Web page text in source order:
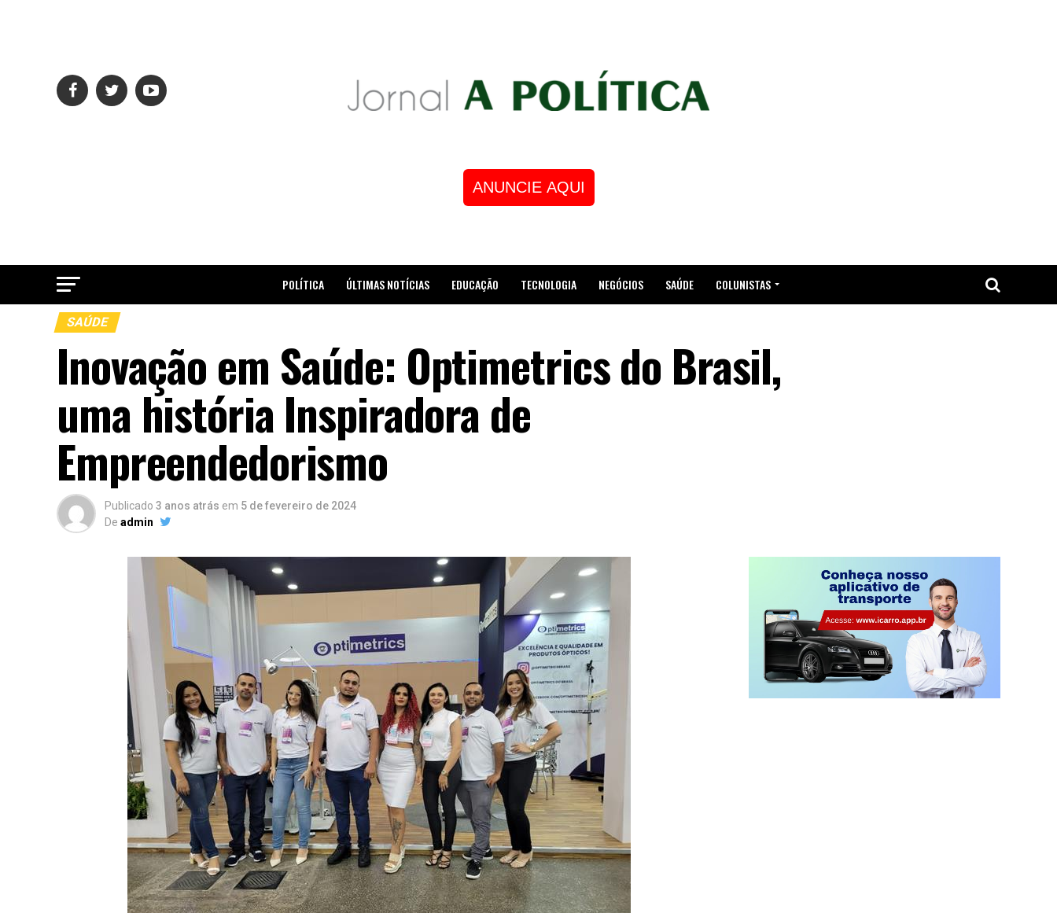
ANUNCIE AQUI
POLÍTICA ÚLTIMAS NOTÍCIAS EDUCAÇÃO TECNOLOGIA NEGÓCIOS SAÚDE COLUNISTAS
SAÚDE
Inovação em Saúde: Optimetrics do Brasil,
uma história Inspiradora de
Empreendedorismo
Publicado 3 anos atrás em 5 de fevereiro de 2024
De admin